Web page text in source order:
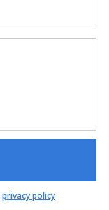
privacy policy